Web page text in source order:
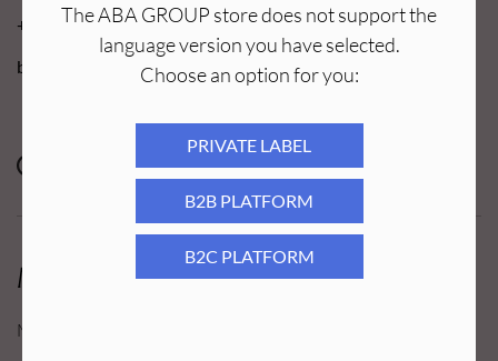
The ABA GROUP store does not support the
language version you have selected.
Choose an option for you:
PRIVATE LABEL
B2B PLATFORM
B2C PLATFORM
Moje Konto
Moje konto
+48 71 727 60 16
bok@e-abagroup.com